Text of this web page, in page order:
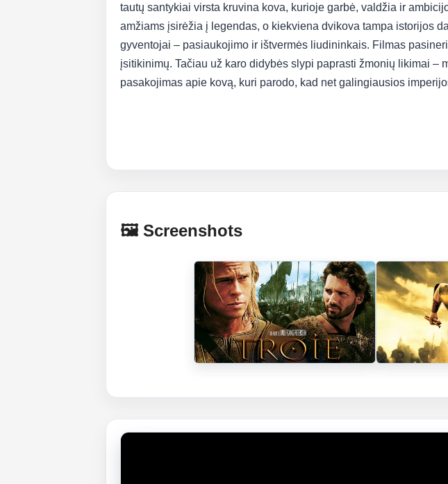
tautų santykiai virsta kruvina kova, kurioje garbė, valdžia ir
amžiams įsirėžia į legendas, o kiekviena dvikova tampa istorijos
gyventojai – pasiaukojimo ir ištvermės liudininkais. Filmas
įsitikinimų. Tačiau už karo didybės slypi paprasti žmonių likimai
pasakojimas apie kovą, kuri parodo, kad net galingiausios
🖼️ Screenshots